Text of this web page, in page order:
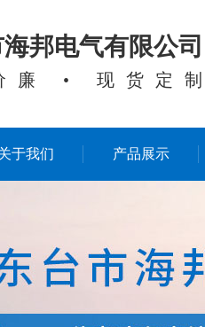
邦电气有限公司
廉 • 现货定制
于我们 产品展示